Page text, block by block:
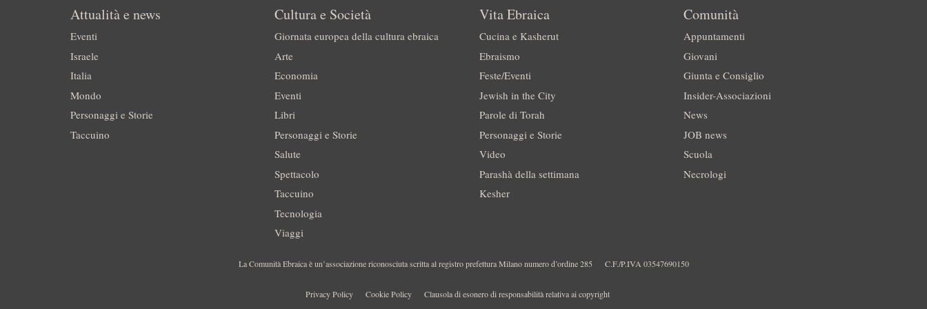
Attualità e news
Eventi
Israele
Italia
Mondo
Personaggi e Storie
Taccuino
Cultura e Società
Giornata europea della cultura ebraica
Arte
Economia
Eventi
Libri
Personaggi e Storie
Salute
Spettacolo
Taccuino
Tecnologia
Viaggi
Vita Ebraica
Cucina e Kasherut
Ebraismo
Feste/Eventi
Jewish in the City
Parole di Torah
Personaggi e Storie
Video
Parashà della settimana
Kesher
Comunità
Appuntamenti
Giovani
Giunta e Consiglio
Insider-Associazioni
News
JOB news
Scuola
Necrologi
La Comunità Ebraica è un’associazione riconosciuta scritta al registro prefettura Milano numero d’ordine 285 C.F./P.IVA 03547690150
Privacy Policy Cookie Policy Clausola di esonero di responsabilità relativa ai copyright